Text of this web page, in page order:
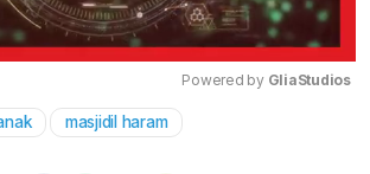
Powered by GliaStudios
masjidil haram